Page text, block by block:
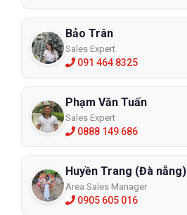
Bảo Trân
Sales Expert
091 464 8325
Phạm Văn Tuấn
Sales Expert
0888 149 686
Huyền Trang (Đà nẵng)
Area Sales Manager
0905 605 016